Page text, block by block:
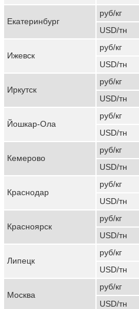
Екатеринбург
руб/кг
USD/тн
Ижевск
руб/кг
USD/тн
Иркутск
руб/кг
USD/тн
Йошкар-Ола
руб/кг
USD/тн
Кемерово
руб/кг
USD/тн
Краснодар
руб/кг
USD/тн
Красноярск
руб/кг
USD/тн
Липецк
руб/кг
USD/тн
Москва
руб/кг
USD/тн